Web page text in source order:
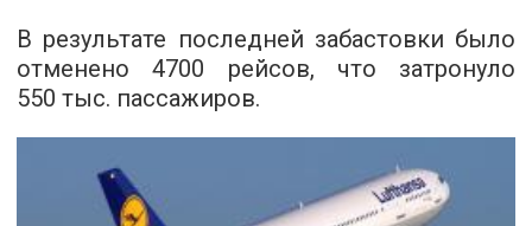
В результате последней забастовки было
отменено 4700 рейсов, что затронуло
550 тыс. пассажиров.